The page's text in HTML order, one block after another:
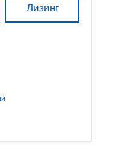
Лизинг